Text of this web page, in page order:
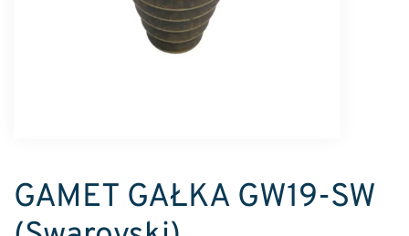
GAMET GAŁKA GW19-SW